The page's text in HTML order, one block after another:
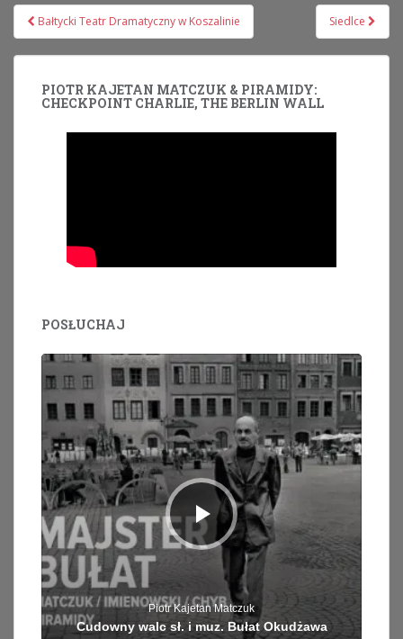
Nawigacja
wpisu
Bałtycki Teatr Dramatyczny w Koszalinie Siedlce
PIOTR KAJETAN MATCZUK & PIRAMIDY:
CHECKPOINT CHARLIE, THE BERLIN WALL
POSŁUCHAJ
Odtwarzacz
dźwiękowych
Piotr Kajetan Matczuk
Cudowny walc sł. i muz. Bułat Okudżawa